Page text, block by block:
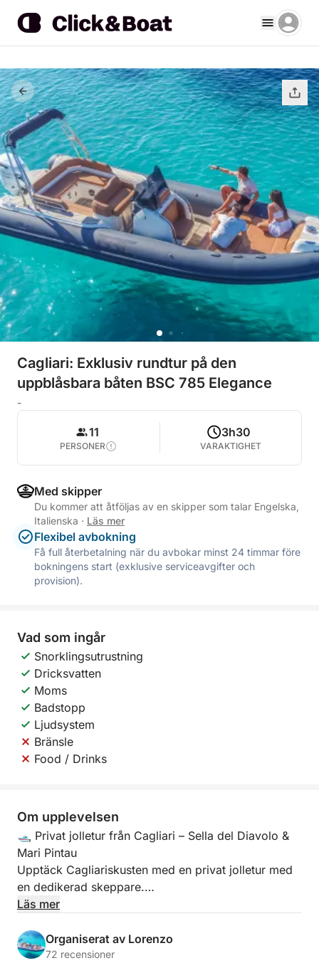
Cagliari: Exklusiv rundtur på den
uppblåsbara båten BSC 785 Elegance
-
11
PERSONER
3h30
VARAKTIGHET
Med skipper
Du kommer att åtföljas av en skipper som talar Engelska,
Italienska · Läs mer
Flexibel avbokning
Få full återbetalning när du avbokar minst 24 timmar före
bokningens start (exklusive serviceavgifter och
provision).
Vad som ingår
Snorklingsutrustning
Dricksvatten
Moms
Badstopp
Ljudsystem
Bränsle
Food / Drinks
Om upplevelsen
🛥️ Privat jolletur från Cagliari – Sella del Diavolo &
Mari Pintau
Upptäck Cagliariskusten med en privat jolletur med
en dedikerad skeppare.
hk motor som rymmer upp till 11 personer, kommer
du att njuta av en unik upplevelse av adrenalin,
Läs mer
Organiserat av Lorenzo
72 recensioner